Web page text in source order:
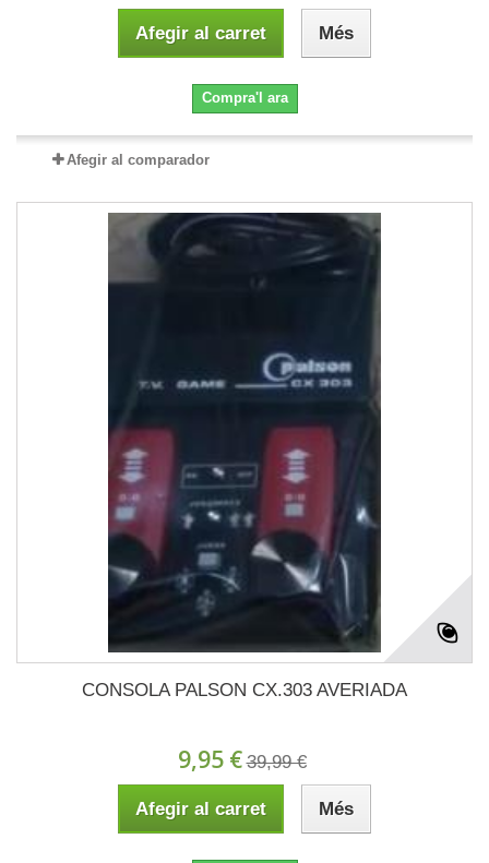
Afegir al carret Més
Compra'l ara
Afegir al comparador
CONSOLA PALSON CX.303 AVERIADA
9,95 € 39,99 €
Afegir al carret Més